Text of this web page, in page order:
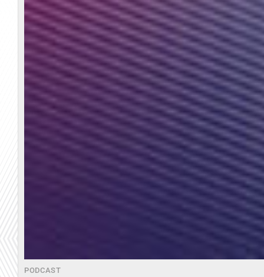
PODCAST